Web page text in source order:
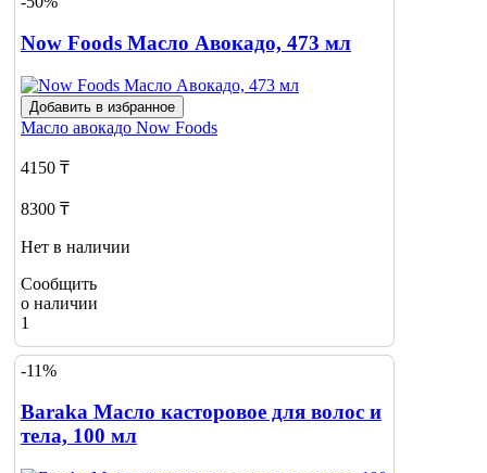
Now Foods Масло Авокадо, 473 мл
Добавить в избранное
Масло авокадо Now Foods
4150 ₸
8300 ₸
Нет в наличии
Сообщить
о наличии
1
-11%
Baraka Масло касторовое для волос и
тела, 100 мл